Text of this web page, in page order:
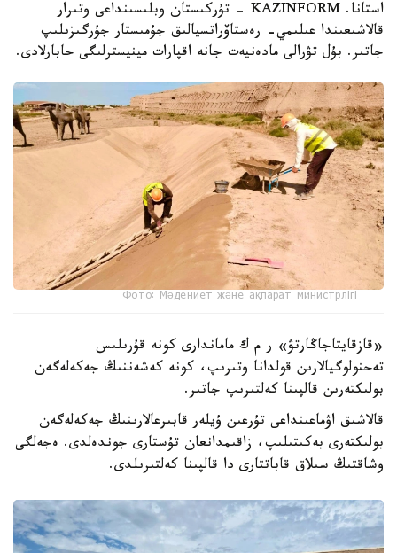
استانا. KAZINFORM - تۇركىستان وبلىسىنداعى وتىرار
قالاشىعىندا عىلىمي- رەستاۆراتسيالىق جۇمىستار جۇرگىزىلىپ
جاتىر. بۇل تۋرالى مادەنيەت جانە اقپارات مينيسترلىگى حابارلادى.
Фото: Мәдениет және ақпарат министрлігі
«قازقايتاجاڭارتۋ» ر م ك ماماندارى كونە قۇرىلىس
تەحنولوگيالارىن قولدانا وتىرىپ، كونە كەشەننىڭ جەكەلەگەن
بولىكتەرىن قالپىنا كەلتىرىپ جاتىر.
قالاشىق اۋماعىنداعى تۇرعىن ۇيلەر قابىرعالارىنىڭ جەكەلەگەن
بولىكتەرى بەكىتىلىپ، زاقىمدانعان تۇستارى جوندەلدى. ەجەلگى
وشاقتىڭ سىلاق قاباتتارى دا قالپىنا كەلتىرىلدى.